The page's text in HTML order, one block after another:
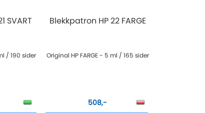
SVART
/ 190 sider
Blekkpatron HP 22 FARGE
Original HP FARGE - 5 ml / 165 sider
508,-